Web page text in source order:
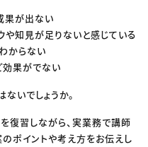
がる×メディア
果が出ない
や知見が足りないと感じている
からない
効果がでない
いでしょうか。
復習しながら、実業務で講師
ポイントや考え方をお伝えし